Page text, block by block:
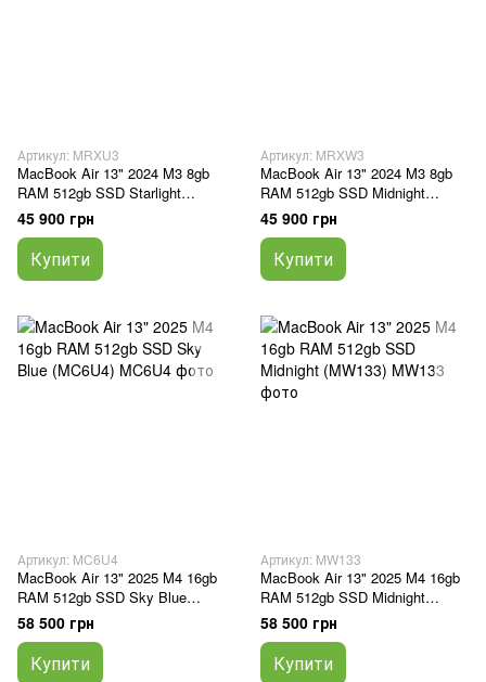
Артикул: MRXU3
MacBook Air 13" 2024 M3 8gb
RAM 512gb SSD Starlight
(MRXU3)
45 900 грн
Купити
Артикул: MRXW3
MacBook Air 13" 2024 M3 8gb
RAM 512gb SSD Midnight
(MRXW3)
45 900 грн
Купити
Артикул: MC6U4
MacBook Air 13" 2025 M4 16gb
RAM 512gb SSD Sky Blue
(MC6U4)
58 500 грн
Купити
Артикул: MW133
MacBook Air 13" 2025 M4 16gb
RAM 512gb SSD Midnight
(MW133)
58 500 грн
Купити